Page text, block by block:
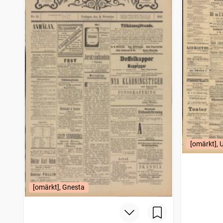
Västgöta korrespondenten Skövde tidning
träffar
Borlänge tidning
1
träffar
Wimmerbys tidning
1
träffar
Tjusts tidning
1
träffar
Nordsvenska dagbladet (Sundsvall : 1892)
1
träffar
Jönköpingsposten
träffar
Stockholms dagblad
1
träffar
Telefon, Tidning för allvar och skämt
1
träffar
Dalmasen, organ för äkta dalkarlar
1
träffar
Arvika allehanda
1
träffar
Gotlandsposten
1
träffar
Arboga tidning (1881)
1
träffar
Lund
1
träffar
Ångaren
1
träffar
Westmanlands allehanda
1
träffar
Dagens nyheter
1
träffar
Ulricehamns tidning
träffar
[omärkt], Gnesta
[omärkt],